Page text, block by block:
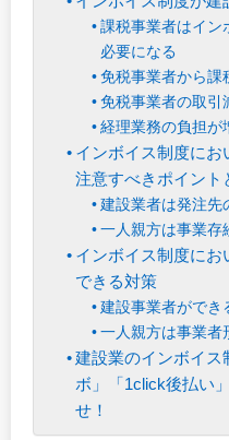
課税事業者はイン
必要になる
免税事業者から課
免税事業者の取引
経理業務の負担が
インボイス制度に
注意すべきポイント
建設業者は発注先
一人親方は事業存
インボイス制度に
できる対策
建設事業者ができ
一人親方は事業者
建設業のインボイス
ボ」「1click後払い
せ！